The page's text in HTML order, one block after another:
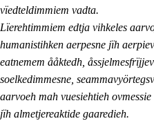
vïedteldimmiem vadta.
Lïerehtimmiem edtja vihkeles
humanistihken aerpesne jïh
eatnemem ååktedh,
soelkedimmesne,
aarvoeh mah vuesiehtieh
jïh almetjereaktide gaaredieh.